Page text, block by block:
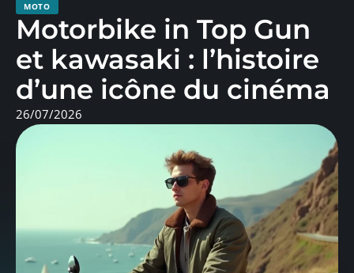
MOTO
Motorbike in Top Gun
et kawasaki : l’histoire
d’une icône du cinéma
26/07/2026